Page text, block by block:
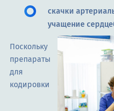
скачки
учащение
Поскольку
препараты
для
кодировки